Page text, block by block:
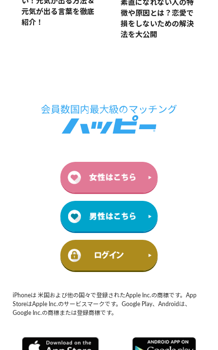
元気が出る言葉を徹底
紹介！
素直になれない人の特
徴や原因とは？恋愛で
損をしないための解決
法を大公開
iPhoneは 米国および他の国々で登録されたApple Inc.の商標です。App
StoreはApple Inc.のサービスマークです。Google Play、Androidは、
Google Inc.の商標または登録商標です。